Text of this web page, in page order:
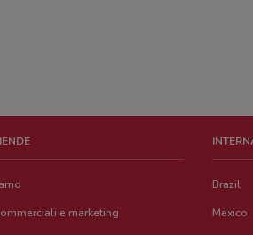
e marketing
Brazil
Mexico